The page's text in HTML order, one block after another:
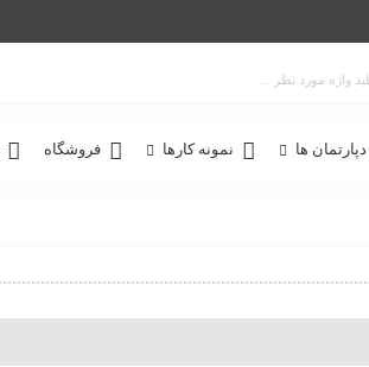
دپارتمان ها نمونه کارها فروشگاه